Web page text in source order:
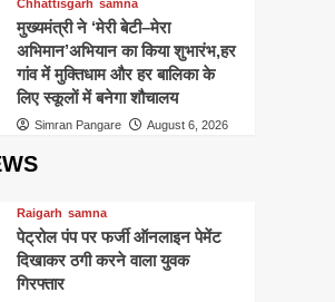
Chhattisgarh samna
मुख्यमंत्री ने ‘मेरी बेटी–मेरा
अभिमान’अभियान का किया शुभारंभ,हर
गांव में मुक्तिधाम और हर बालिका के
लिए स्कूलों में बनेगा शौचालय
Simran Pangare August 6, 2026
Raigarh samna
पेट्रोल पंप पर फर्जी ऑनलाइन पेमेंट
दिखाकर ठगी करने वाला युवक
गिरफ्तार